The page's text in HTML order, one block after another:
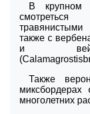
В крупном
также с
и
Также
многолетних